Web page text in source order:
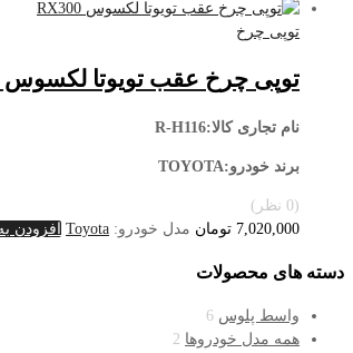
توپی چرخ
توپی چرخ عقب تویوتا لکسوس RX300
نام تجاری کالا:R-H116
برند خودرو:TOYOTA
(0 نظر)
7,020,000 تومان مدل خودرو: Toyota افزودن
دسته های محصولات
واسط پلوس 6
همه مدل خودروها 2